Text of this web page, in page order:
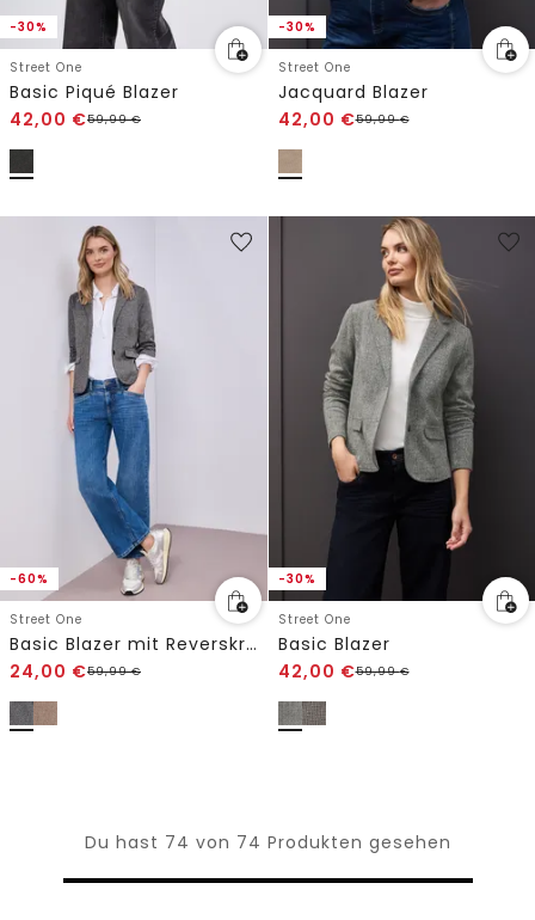
-30%
Street One
Basic Piqué Blazer
42,00 €59,99€
-30%
Street One
Jacquard Blazer
42,00 €59,99€
-60%
Street One
Basic Blazer mit Reverskragen
24,00 €59,99€
-30%
Street One
Basic Blazer
42,00 €59,99€
Du hast 74 von 74 Produkten gesehen